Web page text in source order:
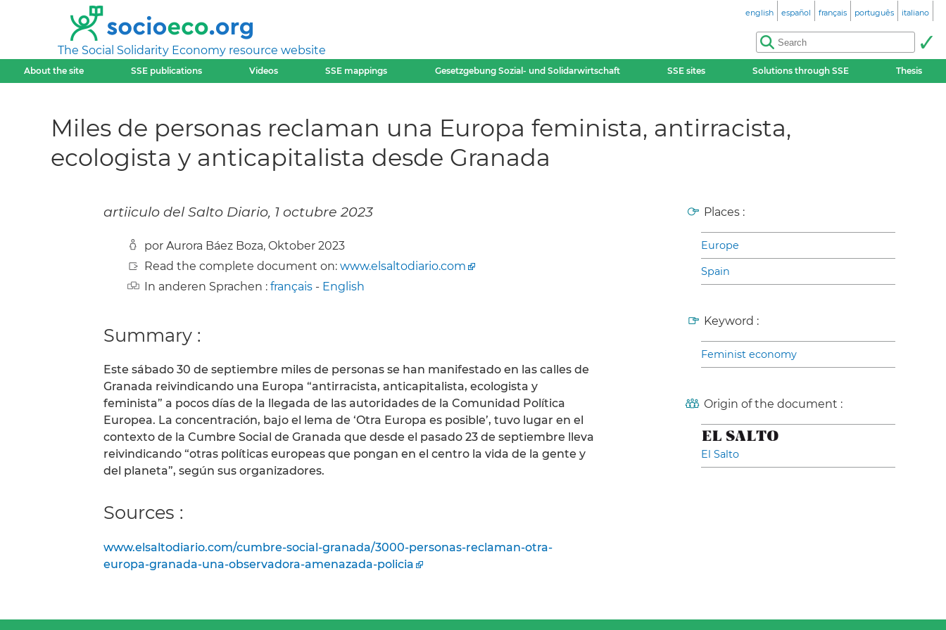
The Social Solidarity Economy resource website
english español français português italiano
About the site SSE publications Videos SSE mappings Gesetzgebung Sozial- und Solidarwirtschaft SSE sites Solutions through SSE Thesis
Miles de personas reclaman una Europa feminista, antirracista,
ecologista y anticapitalista desde Granada
artiiculo del Salto Diario, 1 octubre 2023
por Aurora Báez Boza, Oktober 2023
Read the complete document on: www.elsaltodiario.com
In anderen Sprachen : français - English
Summary :
Este sábado 30 de septiembre miles de personas se han manifestado en las calles de
Granada reivindicando una Europa “antirracista, anticapitalista, ecologista y
feminista” a pocos días de la llegada de las autoridades de la Comunidad Política
Europea. La concentración, bajo el lema de ‘Otra Europa es posible’, tuvo lugar en el
contexto de la Cumbre Social de Granada que desde el pasado 23 de septiembre lleva
reivindicando “otras políticas europeas que pongan en el centro la vida de la gente y
del planeta”, según sus organizadores.
Sources :
www.elsaltodiario.com/cumbre-social-granada/3000-personas-reclaman-otra-
europa-granada-una-observadora-amenazada-policia
Places :
Europe
Spain
Keyword :
Feminist economy
Origin of the document :
El Salto